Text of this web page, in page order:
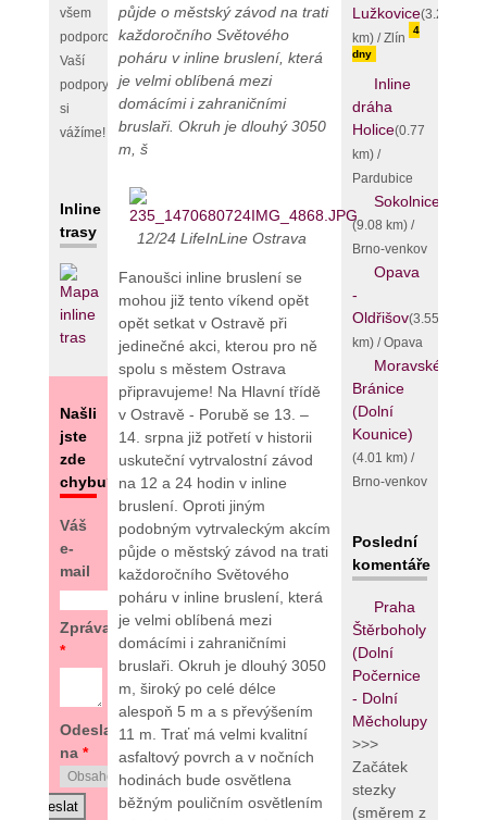
všem
podporovatelům,
Vaší
podpory
si
vážíme!
Inline
trasy
Našli
jste
zde
chybu?
Váš
e-
mail
Zpráva
*
Odeslat
na *
půjde o městský závod na trati
každoročního Světového
poháru v inline bruslení, která
je velmi oblíbená mezi
domácími i zahraničními
bruslaři. Okruh je dlouhý 3050
m, š
12/24 LifeInLine Ostrava
Fanoušci inline bruslení se
mohou již tento víkend opět
opět setkat v Ostravě při
jedinečné akci, kterou pro ně
spolu s městem Ostrava
připravujeme! Na Hlavní třídě
v Ostravě - Porubě se 13. –
14. srpna již potřetí v historii
uskuteční vytrvalostní závod
na 12 a 24 hodin v inline
bruslení. Oproti jiným
podobným vytrvaleckým akcím
půjde o městský závod na trati
každoročního Světového
poháru v inline bruslení, která
je velmi oblíbená mezi
domácími i zahraničními
bruslaři. Okruh je dlouhý 3050
m, široký po celé délce
alespoň 5 m a s převýšením
11 m. Trať má velmi kvalitní
asfaltový povrch a v nočních
hodinách bude osvětlena
běžným pouličním osvětlením
Lužkovice(3.25
km) / Zlín
4
dny
Inline
dráha
Holice(0.77
km) /
Pardubice
Sokolnice
(9.08 km) /
Brno-venkov
Opava
-
Oldřišov(3.55
km) / Opava
Moravské
Bránice
(Dolní
Kounice)
(4.01 km) /
Brno-venkov
Poslední
komentáře
Praha
Štěrboholy
(Dolní
Počernice
- Dolní
Měcholupy
>>>
Začátek
stezky
(směrem z